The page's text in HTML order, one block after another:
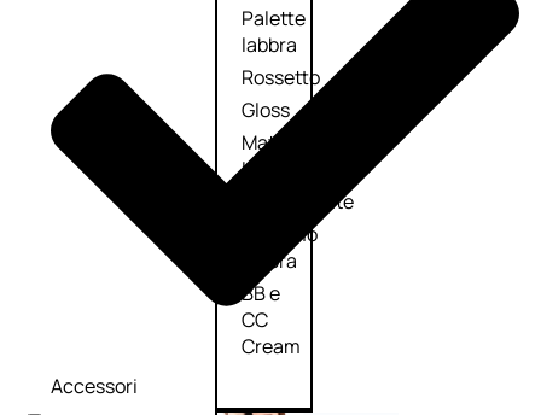
Palette
labbra
Rossetto
Gloss
Matita
labbra
Rimpolpante
Balsamo
labbra
BB e
CC
Cream
Accessori